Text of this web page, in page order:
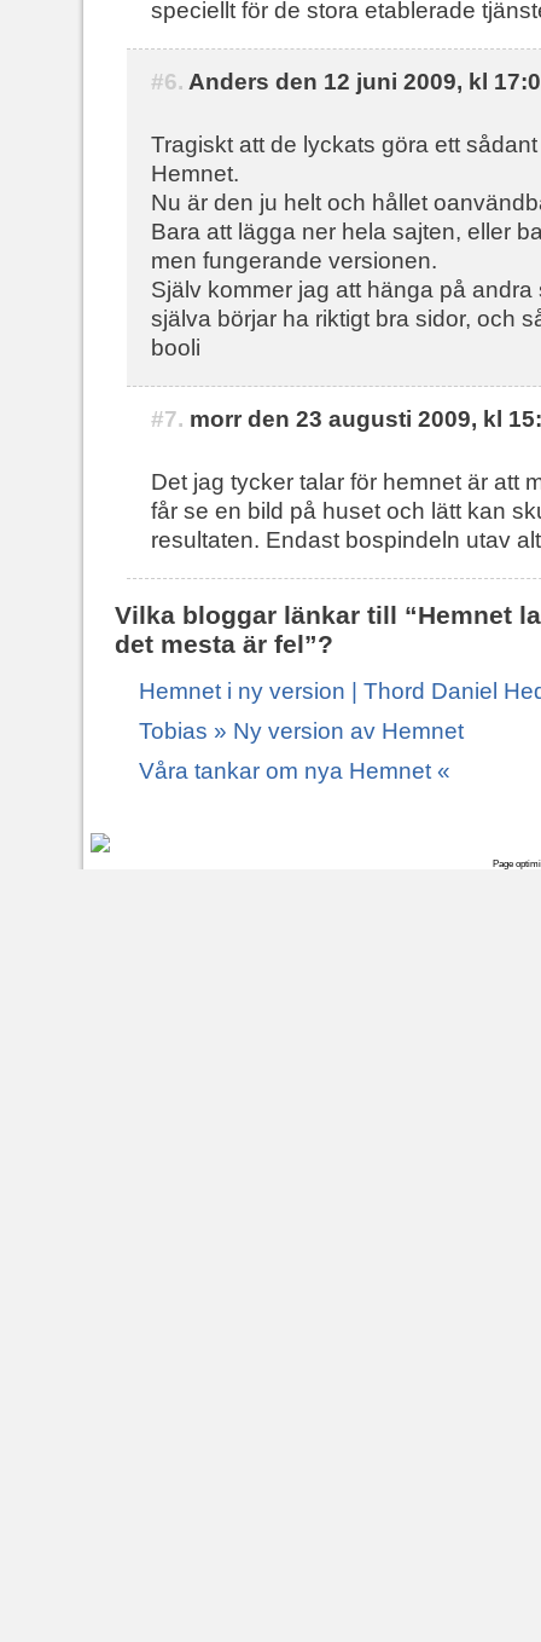
speciellt för de stora etablerade
#6. Anders den 12 juni 2009, kl
Tragiskt att de lyckats göra ett
Hemnet.
Nu är den ju helt och hållet
Bara att lägga ner hela sajten, eller
men fungerande versionen.
Själv kommer jag att hänga på
själva börjar ha riktigt bra sidor, och
booli
#7. morr den 23 augusti 2009, kl
Det jag tycker talar för hemnet är att
får se en bild på huset och lätt kan
resultaten. Endast bospindeln utav
Vilka bloggar länkar till “Hemnet
det mesta är fel”?
Hemnet i ny version | Thord Daniel
Tobias » Ny version av Hemnet
Våra tankar om nya Hemnet «
Page